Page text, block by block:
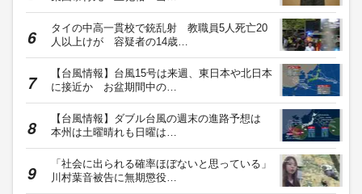
タイの中高一貫校で銃乱射 教職員5人死亡20
人以上けが 容疑者の14歳…
【台風情報】台風15号は来週、東日本や北日本
に接近か お盆期間中の…
【台風情報】ダブル台風の週末の進路予想は
本州は土曜晴れも日曜は…
「社会に出られる確率ほぼないと思っている」
川村葉音被告に無期懲役…